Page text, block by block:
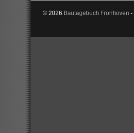
© 2026 Bautagebuch Fronhoven -